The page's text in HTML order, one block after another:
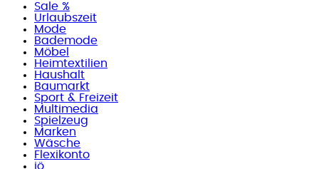
Sale %
Urlaubszeit
Mode
Bademode
Möbel
Heimtextilien
Haushalt
Baumarkt
Sport & Freizeit
Multimedia
Spielzeug
Marken
Wäsche
Flexikonto
jö